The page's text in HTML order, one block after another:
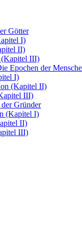
Götter
I)
II)
(Kapitel III)
Epochen der
I)
(Kapitel II)
III)
Gründer
(Kapitel I)
II)
III)